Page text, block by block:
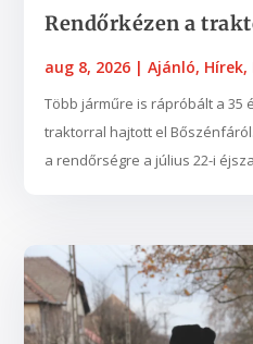
Rendőrkézen a
aug 8, 2026 |Ajánló, Hírek,
Több járműre is rápróbált a 35
traktorral hajtott el
a rendőrségre a július 22-i